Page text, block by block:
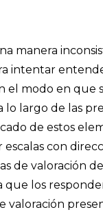
manera
intentar
el modo en que
lo largo de las
de estos
con
de valoración
que los